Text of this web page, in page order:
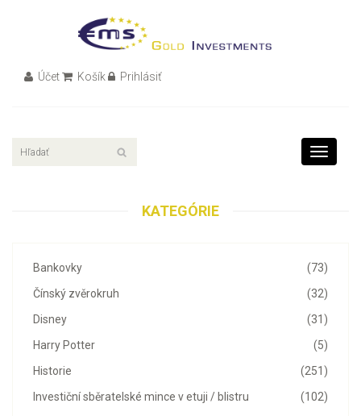
Účet Košík Prihlásiť
Toggle
KATEGÓRIE
(73)
Bankovky
(32)
Čínský zvěrokruh
(31)
Disney
(5)
Harry Potter
(251)
Historie
(102)
Investiční sběratelské mince v etuji / blistru